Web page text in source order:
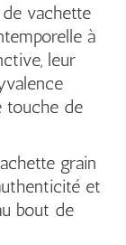
vachette
à
leur
touche de
grain
et
bout de